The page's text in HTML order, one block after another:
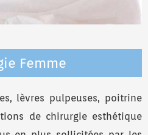
Femme
lèvres pulpeuses, poitrine
de chirurgie esthétique